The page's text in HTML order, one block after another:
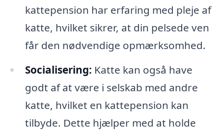
kattepension har erfaring med pleje af
katte, hvilket sikrer, at din pelsede ven
får den nødvendige opmærksomhed.
Socialisering: Katte kan også have
godt af at være i selskab med andre
katte, hvilket en kattepension kan
tilbyde. Dette hjælper med at holde